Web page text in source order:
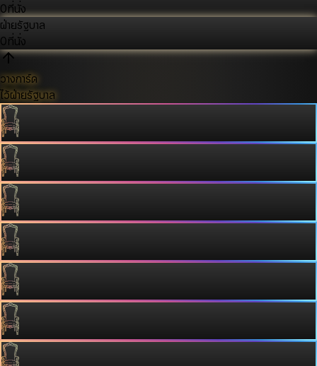
0ที่นั่ง
ฝ่ายรัฐบาล
0ที่นั่ง
วางการ์ด
ไว้ฝ่ายรัฐบาล